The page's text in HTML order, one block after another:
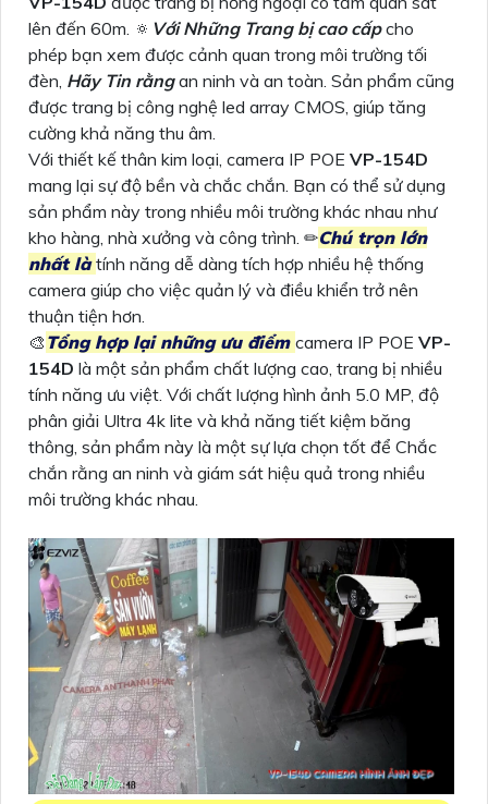
lên đến 60m. 🔅 Với Những Trang bị cao cấpcho
phép bạn xem được cảnh quan trong môi trường tối
đèn, Hãy Tin rằngan ninh và an toàn. Sản phẩm cũng
được trang bị công nghệ led array CMOS, giúp tăng
cường khả năng thu âm.
Với thiết kế thân kim loại, camera IP POE VP-154D
mang lại sự độ bền và chắc chắn. Bạn có thể sử dụng
sản phẩm này trong nhiều môi trường khác nhau như
kho hàng, nhà xưởng và công trình. ✏Chú trọn lớn
nhất làtính năng dễ dàng tích hợp nhiều hệ thống
camera giúp cho việc quản lý và điều khiển trở nên
thuận tiện hơn.
🎨 Tổng hợp lại những ưu điểm camera IP POE VP-
154D là một sản phẩm chất lượng cao, trang bị nhiều
tính năng ưu việt. Với chất lượng hình ảnh 5.0 MP, độ
phân giải Ultra 4k lite và khả năng tiết kiệm băng
thông, sản phẩm này là một sự lựa chọn tốt để Chắc
chắn rằng an ninh và giám sát hiệu quả trong nhiều
môi trường khác nhau.